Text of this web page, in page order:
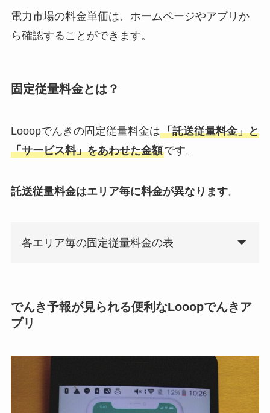
電力市場の料金単価は、ホームページやアプリか
ら確認することができます。
固定従量料金とは？
Looopでんきの固定従量料金は「託送従量料金」と
「サービス料」をあわせた金額です。
託送従量料金はエリア毎に料金が異なります。
各エリア毎の固定従量料金の表
でんき予報が見られる便利なLooopでんきア
プリ